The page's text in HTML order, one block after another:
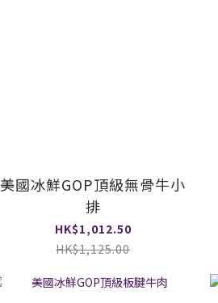
美國冰鮮GOP頂級無骨牛小
排
HK$1,012.50
HK$1,125.00